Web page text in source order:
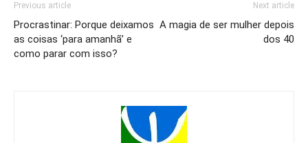
Previous article
Procrastinar: Porque deixamos
as coisas ‘para amanhã’ e
como parar com isso?
Next article
A magia de ser mulher depois
dos 40